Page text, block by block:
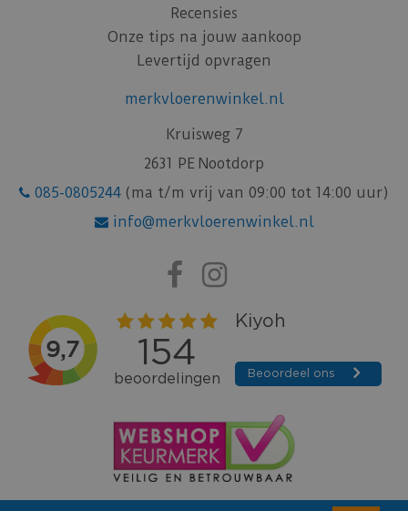
Recensies
Onze tips na jouw aankoop
Levertijd opvragen
merkvloerenwinkel.nl
Kruisweg 7
2631 PE Nootdorp
085-0805244 (ma t/m vrij van 09:00 tot 14:00 uur)
info@merkvloerenwinkel.nl